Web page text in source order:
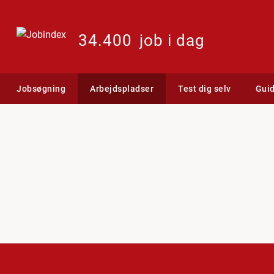
34.400 job i dag
Jobsøgning Arbejdspladser Test dig selv